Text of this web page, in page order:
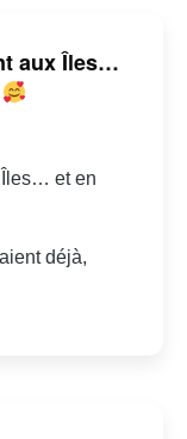
aux Îles…
Îles… et en
déjà,